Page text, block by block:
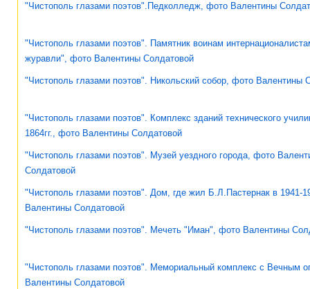
"Чистополь глазами поэтов".Педколледж, фото Валентины
"Чистополь глазами поэтов". Памятник воинам
журавли", фото Валентины Солдатовой
"Чистополь глазами поэтов". Никольский собор, фото Валентины
"Чистополь глазами поэтов". Комплекс зданий технического
1864гг., фото Валентины Солдатовой
"Чистополь глазами поэтов". Музей уездного города, фото
Солдатовой
"Чистополь глазами поэтов". Дом, где жил Б.Л.Пастернак в 1941-
Валентины Солдатовой
"Чистополь глазами поэтов". Мечеть "Иман", фото Валентины
"Чистополь глазами поэтов". Мемориальный комплекс с Вечным
Валентины Солдатовой